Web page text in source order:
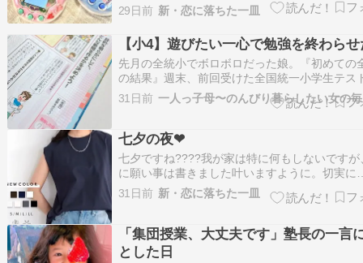
です。そんなことすっかり忘れており。。とて
ュアルなどうでもいい服で行かせてしまいまし
で卒業アルバムに載るだなんて、本当に後悔し
わしかも、髪の毛だってもうちょっと…
29日前 新・恋に落ちた一皿
【小4】遊びたい一心で勉強を終わら
先月の全統小でボロボロだった娘。『初めての
の結果』週末、前回受けた全国統一小学生テス
果が返ってきました✏️正直に言います。ボロボ
た????娘は今回が初めての全統小。そもそも時
が、とても早い順位ですう…
31日前
七夕の夜❤︎
七夕ですね????我が家は特に何もしないですが
に願い事は書きました叶いますように。切実
ちなみに笹を買ってないので、まさかの家の観
に飾るというまあいいとしよ そんな娘。週末
時までは、別で模試受けに行…
31日前 新・恋に落ちた一皿
「集団授業、大丈夫です」塾長の一言
とした日